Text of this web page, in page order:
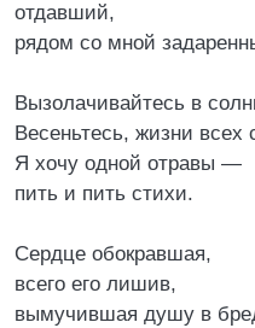
отдавший,
рядом со мной
Вызолачивайтесь в
Весеньтесь, жизни всех
Я хочу одной отравы —
пить и пить стихи.
Сердце обокравшая,
всего его лишив,
вымучившая душу в